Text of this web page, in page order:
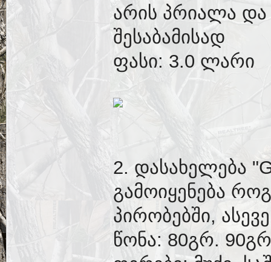
არის პრიალა
შესაბამისად
ფასი: 3.0 ლარი
2. დასახელება
გამოიყენება
პირობებში,
წონა: 80გრ.